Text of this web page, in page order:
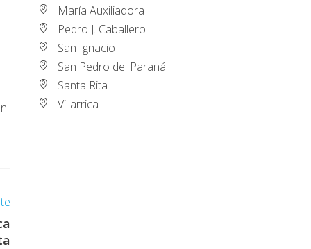
María Auxiliadora
Pedro J. Caballero
San Ignacio
San Pedro del Paraná
Santa Rita
Villarrica